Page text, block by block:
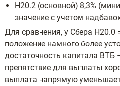
Н20.2 (основной) 8,3%
значение с учетом
Для сравнения, у Сбера Н20.0
положение намного более
достаточность капитала ВТБ
препятствие для выплаты
выплата напрямую